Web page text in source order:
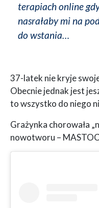
terapiach online
nasrałaby mi na
do wstania…
37-latek nie kryje
Obecnie jednak jest
to wszystko do niego
Grażynka chorowała
nowotworu –